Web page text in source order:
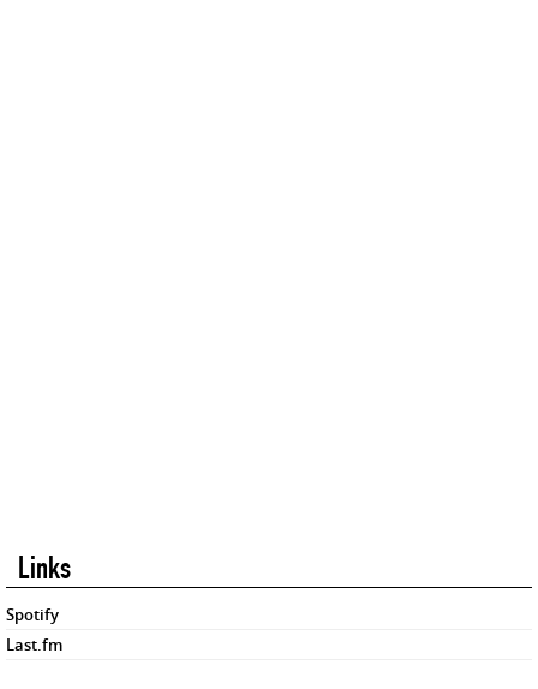
Links
Spotify
Last.fm